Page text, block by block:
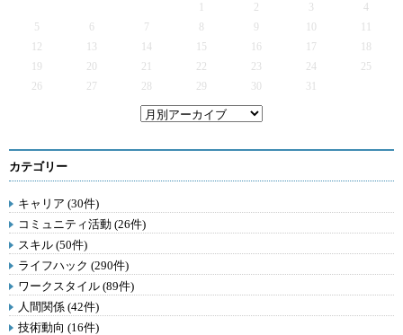
2 3
4
5
6 7 9
12
13 14 15 16 17
19
20 21 22 23 24
25
26
27 28 29 30 31
カテゴリー
キャリア (30件)
コミュニティ活動 (26件)
スキル (50件)
ライフハック (290件)
ワークスタイル (89件)
人間関係 (42件)
技術動向 (16件)